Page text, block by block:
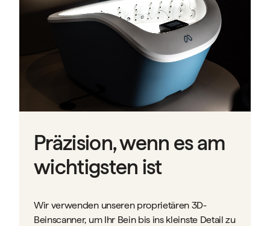
Präzision, wenn es am
wichtigsten ist
Wir verwenden unseren proprietären 3D-
Beinscanner, um Ihr Bein bis ins kleinste Detail zu